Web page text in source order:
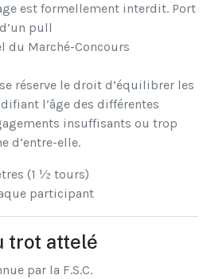
est formellement interdit. Port
pull
Marché-Concours
réserve le droit d’équilibrer les
l’âge des différentes
insuffisants ou trop
d’entre-elle.
(1 ½ tours)
participant
trot attelé
par la F.S.C.